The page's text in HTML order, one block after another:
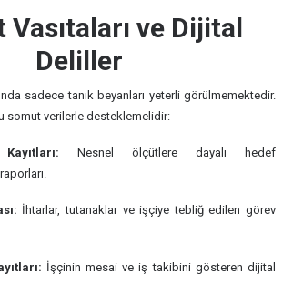
Vasıtaları ve Dijital
Deliller
sadece tanık beyanları yeterli görülmemektedir.
somut verilerle desteklemelidir:
Nesnel ölçütlere dayalı hedef
İhtarlar, tutanaklar ve işçiye tebliğ edilen görev
İşçinin mesai ve iş takibini gösteren dijital